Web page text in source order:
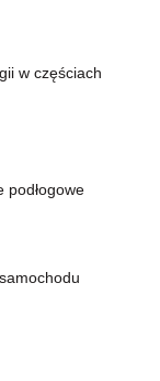
w częściach
podłogowe